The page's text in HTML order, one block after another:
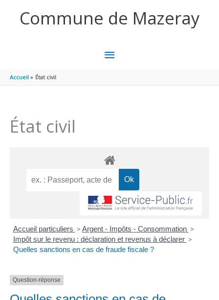
Commune de Mazeray
MENU
Accueil État civil
État civil
Accueil particuliers > Argent - Impôts - Consommation >
Impôt sur le revenu : déclaration et revenus à déclarer >
Quelles sanctions en cas de fraude fiscale ?
Question-réponse